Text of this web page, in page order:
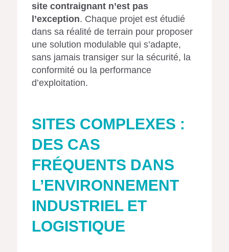
site contraignant n’est pas
l’exception. Chaque projet est étudié
dans sa réalité de terrain pour proposer
une solution modulable qui s’adapte,
sans jamais transiger sur la sécurité, la
conformité ou la performance
d’exploitation.
SITES COMPLEXES :
DES CAS
FRÉQUENTS DANS
L’ENVIRONNEMENT
INDUSTRIEL ET
LOGISTIQUE